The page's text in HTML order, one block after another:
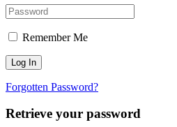
Remember Me
Forgotten Password?
Retrieve your password